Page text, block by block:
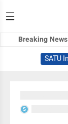
Breaking News
SATU
S